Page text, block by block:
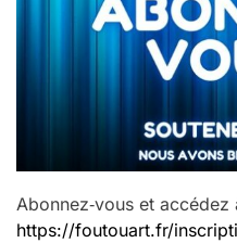
Abonnez‑vous et
https://foutouart.fr/